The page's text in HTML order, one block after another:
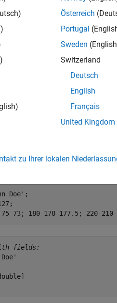
erstellt die Syntax
Doe' ;
73; 180 178 177.5; 220 210
fields:
Österreich
Portugal
Sweden
Switzerland
Deutsch
English
Français
United Kingdom
zu Ihrer lokalen